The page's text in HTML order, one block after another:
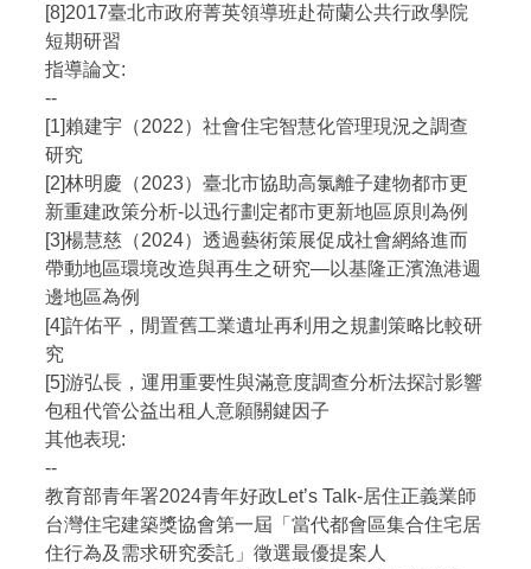
[8]2017臺北市政府菁英領導班赴荷蘭公共行政學院
短期研習
指導論文:
--
[1]賴建宇（2022）社會住宅智慧化管理現況之調查
研究
[2]林明慶（2023）臺北市協助高氯離子建物都市更
新重建政策分析-以迅行劃定都市更新地區原則為例
[3]楊慧慈（2024）透過藝術策展促成社會網絡進而
帶動地區環境改造與再生之研究—以基隆正濱漁港週
邊地區為例
[4]許佑平，閒置舊工業遺址再利用之規劃策略比較研
究
[5]游弘長，運用重要性與滿意度調查分析法探討影響
包租代管公益出租人意願關鍵因子
其他表現:
--
教育部青年署2024青年好政Let’s Talk-居住正義業師
台灣住宅建築獎協會第一屆「當代都會區集合住宅居
住行為及需求研究委託」徵選最優提案人